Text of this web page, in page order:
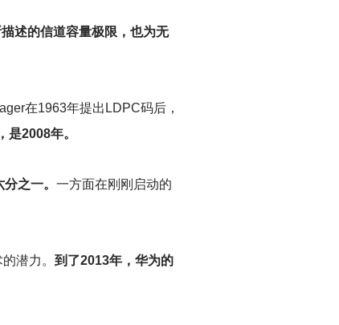
述的信道容量极限，也为无
在1963年提出LDPC码后，
2008年。
之一。 一方面在刚刚启动的
潜力。 到了2013年，华为的